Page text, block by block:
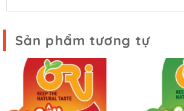
Sản phẩm tương tự